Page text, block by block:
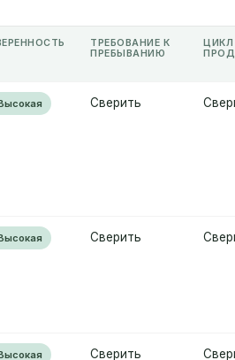
ТРЕБОВАНИЕ К
ПРЕБЫВАНИЮ
ЦИКЛ
Сверить
Сверить
Сверить